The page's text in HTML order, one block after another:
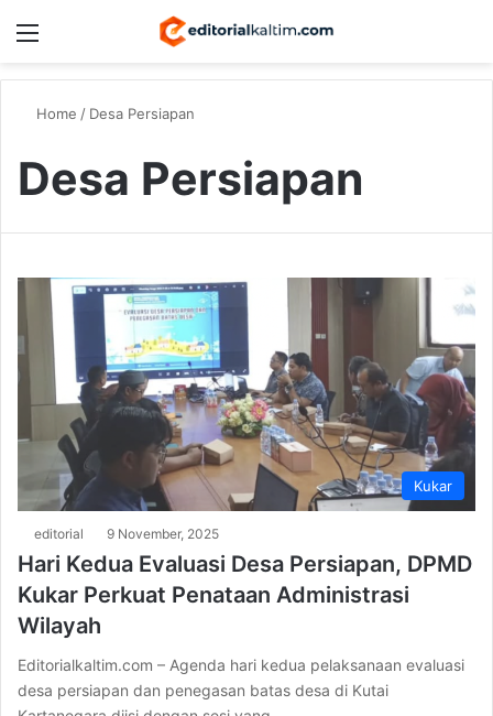
Home / Desa Persiapan
Desa Persiapan
Kukar
editorial 9 November, 2025
Hari Kedua Evaluasi Desa Persiapan, DPMD
Kukar Perkuat Penataan Administrasi
Wilayah
Editorialkaltim.com – Agenda hari kedua pelaksanaan evaluasi
desa persiapan dan penegasan batas desa di Kutai